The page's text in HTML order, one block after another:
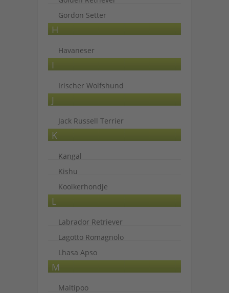
Gordon Setter
H
Havaneser
I
Irischer Wolfshund
J
Jack Russell Terrier
K
Kangal
Kishu
Kooikerhondje
L
Labrador Retriever
Lagotto Romagnolo
Lhasa Apso
M
Maltipoo